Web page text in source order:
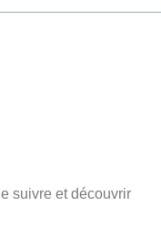
suivre et découvrir